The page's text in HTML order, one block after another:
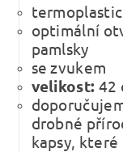
optimální
pamlsky
se zvukem
velikost: 42
drobné
kapsy,